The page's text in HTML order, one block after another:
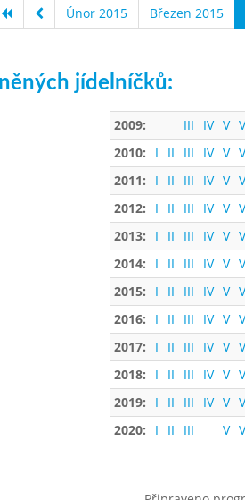
Únor 2015 Březen 2015
jídelníčků:
2009: III IV V
2010:
I II III IV V
2011:
I II III IV V
2012:
I II III IV V
2013:
I II III IV V
2014:
I II III IV V
2015:
I II III IV V
2016:
I II III IV V
2017:
I II III IV V
2018:
I II III IV V
2019:
I II III IV V
2020:
I II III V